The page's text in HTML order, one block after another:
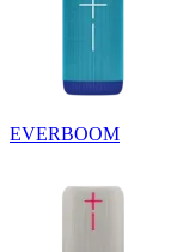
EVERBOOM